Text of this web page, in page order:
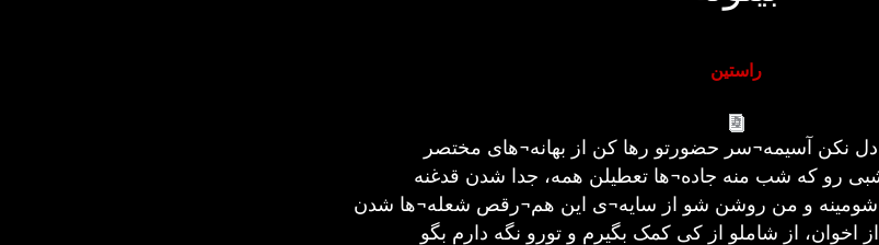
راستین
نکن آسیمه¬سر حضورتو رها کن از بهانه¬های مختصر
شبی رو که شب منه جاده¬ها تعطیلن همه، جدا شدن قدغنه
شومینه و من روشن شو از سایه¬ی این هم¬رقص شعله¬ها شدن
اخوان، از شاملو از کی کمک بگیرم و تورو نگه دارم بگو